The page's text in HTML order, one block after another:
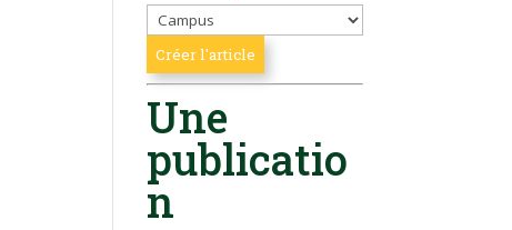
Une
publicatio
n